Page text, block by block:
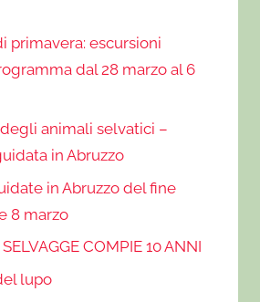
primavera: escursioni
dal 28 marzo al 6
animali selvatici –
in Abruzzo
in Abruzzo del fine
8 marzo
COMPIE 10 ANNI
lupo